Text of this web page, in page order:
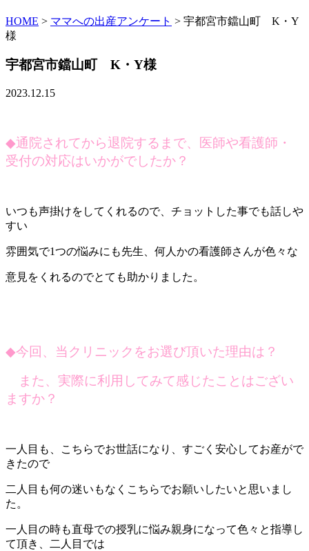
HOME > ママへの出産アンケート > 宇都宮市鐺山町 K・Y
様
宇都宮市鐺山町 K・Y様
2023.12.15
◆通院されてから退院するまで、医師や看護師・
受付の対応はいかがでしたか？
いつも声掛けをしてくれるので、チョットした事でも話しや
すい
雰囲気で1つの悩みにも先生、何人かの看護師さんが色々な
意見をくれるのでとても助かりました。
◆今回、当クリニックをお選び頂いた理由は？
また、実際に利用してみて感じたことはござい
ますか？
一人目も、こちらでお世話になり、すごく安心してお産がで
きたので
二人目も何の迷いもなくこちらでお願いしたいと思いまし
た。
一人目の時も直母での授乳に悩み親身になって色々と指導し
て頂き、二人目では